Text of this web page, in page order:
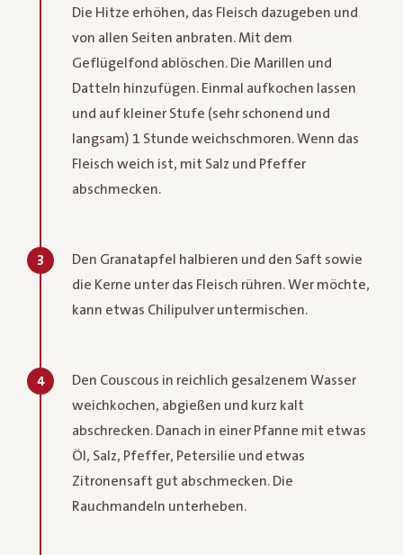
Die Hitze erhöhen, das Fleisch dazugeben und
von allen Seiten anbraten. Mit dem
Geflügelfond ablöschen. Die Marillen und
Datteln hinzufügen. Einmal aufkochen lassen
und auf kleiner Stufe (sehr schonend und
langsam) 1 Stunde weichschmoren. Wenn das
Fleisch weich ist, mit Salz und Pfeffer
abschmecken.
3
Den Granatapfel halbieren und den Saft sowie
die Kerne unter das Fleisch rühren. Wer möchte,
kann etwas Chilipulver untermischen.
4
Den Couscous in reichlich gesalzenem Wasser
weichkochen, abgießen und kurz kalt
abschrecken. Danach in einer Pfanne mit etwas
Öl, Salz, Pfeffer, Petersilie und etwas
Zitronensaft gut abschmecken. Die
Rauchmandeln unterheben.